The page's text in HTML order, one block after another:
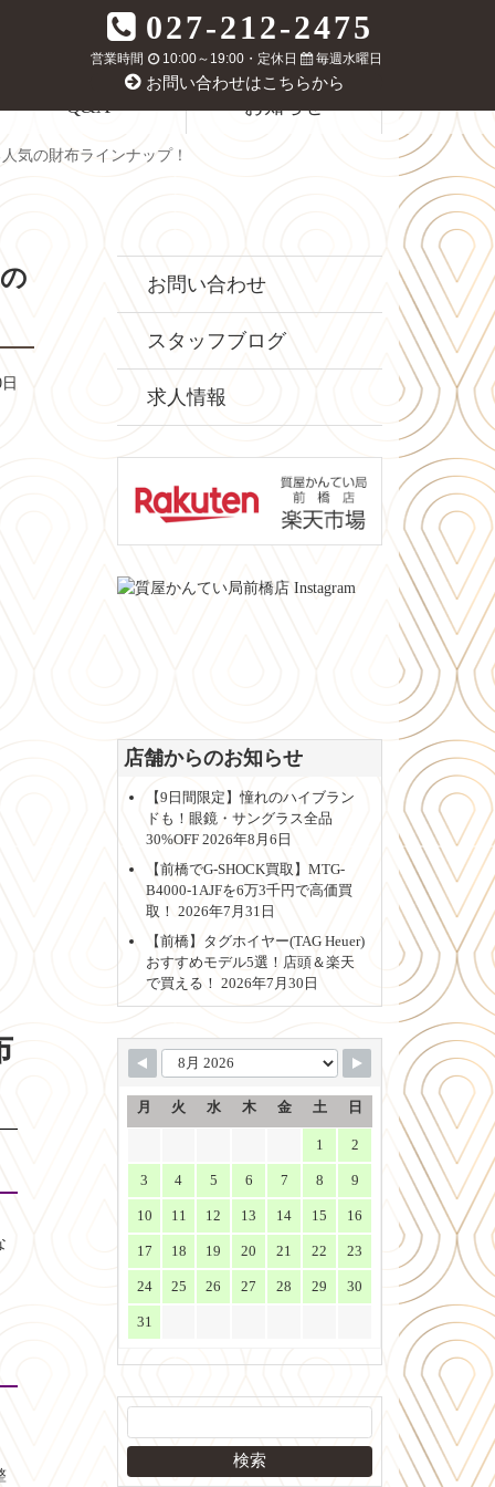
027-212-2475
営業時間 10:00～19:00・定休日 毎週水曜日
お問い合わせはこちらから
Q&A お知らせ
気の財布ラインナップ！
お問い合わせ
スタッフブログ
求人情報
店舗からのお知らせ
【9日間限定】憧れのハイブラン
ドも！眼鏡・サングラス全品
30%OFF 2026年8月6日
【前橋でG-SHOCK買取】MTG-
B4000-1AJFを6万3千円で高価買
取！ 2026年7月31日
【前橋】タグホイヤー(TAG Heuer)
おすすめモデル5選！店頭＆楽天
で買える！ 2026年7月30日
月 火 水 木 金 土 日
1 2
3 4 5 6 7 8 9
10 11 12 13 14 15 16
17 18 19 20 21 22 23
24 25 26 27 28 29 30
31